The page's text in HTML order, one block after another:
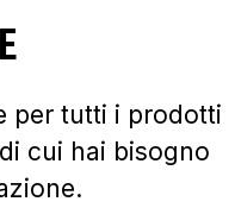
per tutti i prodotti
cui hai bisogno